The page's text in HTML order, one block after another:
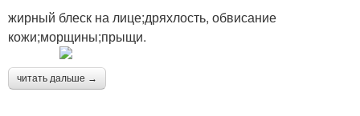
жирный блеск на лице;дряхлость, обвисание
кожи;морщины;прыщи.
читать дальше →